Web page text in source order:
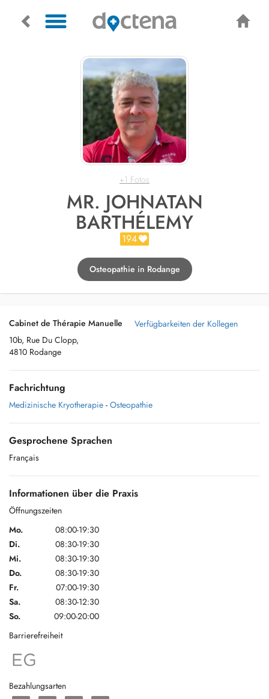
+1 Fotos
MR. JOHNATAN
BARTHÉLEMY
194
Osteopathie in Rodange
Cabinet de Thérapie Manuelle
10b, Rue Du Clopp,
4810 Rodange
Verfügbarkeiten der Kollegen
Fachrichtung
Medizinische Kryotherapie - Osteopathie
Gesprochene Sprachen
Français
Informationen über die Praxis
Öffnungszeiten
Mo.
08:00-19:30
Di.
08:30-19:30
Mi.
08:30-19:30
Do.
08:30-19:30
Fr.
07:00-19:30
Sa.
08:30-12:30
So.
09:00-20:00
Barrierefreiheit
Bezahlungsarten